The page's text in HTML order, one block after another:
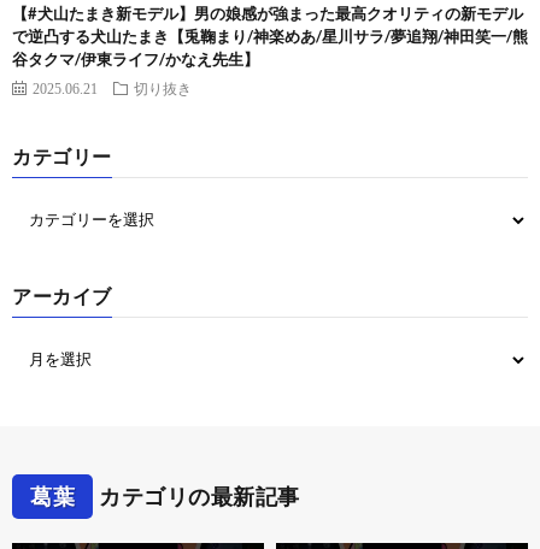
【#犬山たまき新モデル】男の娘感が強まった最高クオリティの新モデル
で逆凸する犬山たまき【兎鞠まり/神楽めあ/星川サラ/夢追翔/神田笑一/熊
谷タクマ/伊東ライフ/かなえ先生】
2025.06.21 切り抜き
カテゴリー
アーカイブ
葛葉 カテゴリの最新記事